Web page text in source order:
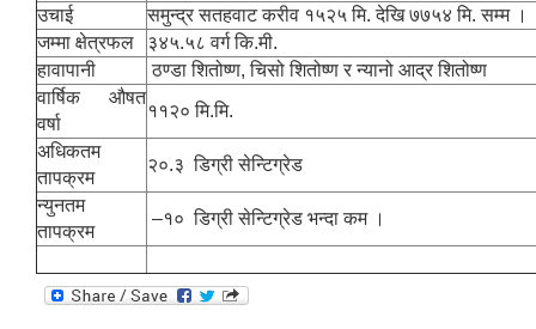
उचाई
समुन्द्र सतहवाट करीव १५२५ मि. देखि ७७५४ मि. सम्म ।
जम्मा क्षेत्रफल
३४५.५८ वर्ग कि.मी.
हावापानी
ठण्डा शितोष्ण, चिसो शितोष्ण र न्यानो आद्र शितोष्ण
वार्षिक औषत
वर्षा
११२० मि.मि.
अधिकतम
तापक्रम
२०.३ डिग्री सेन्टिग्रेड
न्युनतम
तापक्रम
–१० डिग्री सेन्टिग्रेड भन्दा कम ।